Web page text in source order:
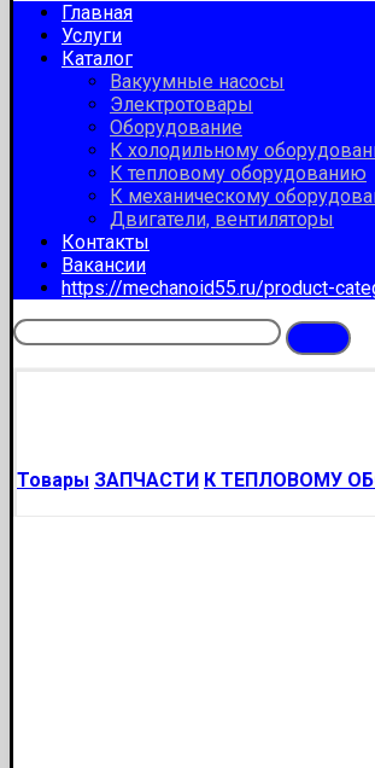
Главная
Услуги
Каталог
Вакуумные насосы
Электротовары
Оборудование
К холодильному
К тепловому оборудованию
К механическому
Двигатели, вентиляторы
Контакты
Вакансии
https://mechanoid55.ru/product-
Товары ЗАПЧАСТИ К ТЕПЛОВОМУ